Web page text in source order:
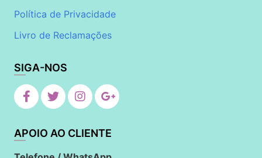
Política de Privacidade
Livro de Reclamações
SIGA-NOS
APOIO AO CLIENTE